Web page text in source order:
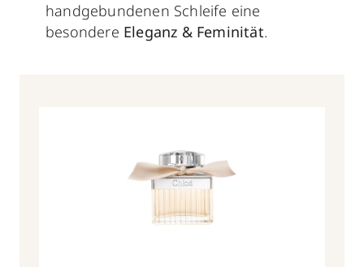
handgebundenen Schleife eine
besondere Eleganz & Feminität.